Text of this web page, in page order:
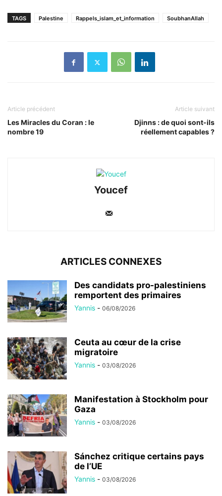
TAGS Palestine Rappels_islam_et_information SoubhanAllah
Article précédent
Les Miracles du Coran : le
nombre 19
Article suivant
Djinns : de quoi sont-ils
réellement capables ?
Youcef
ARTICLES CONNEXES
Des candidats pro-palestiniens
remportent des primaires
Yannis - 06/08/2026
Ceuta au cœur de la crise
migratoire
Yannis - 03/08/2026
Manifestation à Stockholm pour
Gaza
Yannis - 03/08/2026
Sánchez critique certains pays
de l’UE
Yannis - 03/08/2026